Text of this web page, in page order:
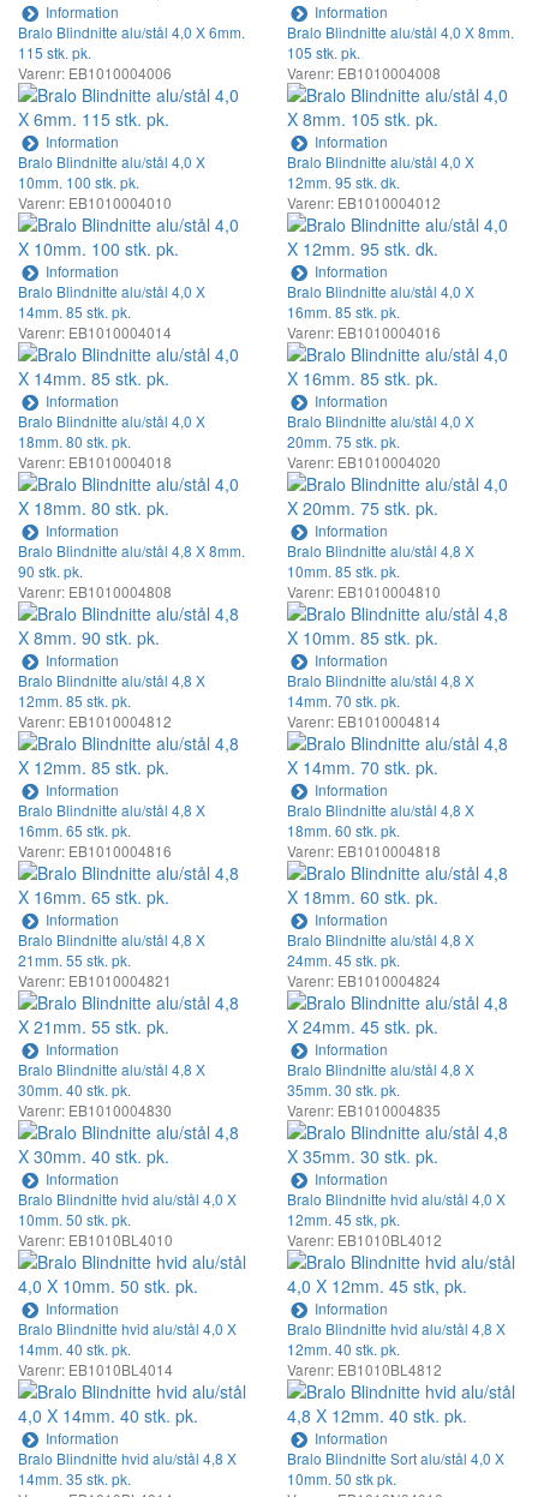
Information
Information
Bralo Blindnitte alu/stål 4,0 X 6mm.
115 stk. pk.
Varenr: EB1010004006
Information
Bralo Blindnitte alu/stål 4,0 X 8mm.
105 stk. pk.
Varenr: EB1010004008
Information
Bralo Blindnitte alu/stål 4,0 X
10mm. 100 stk. pk.
Varenr: EB1010004010
Information
Bralo Blindnitte alu/stål 4,0 X
12mm. 95 stk. dk.
Varenr: EB1010004012
Information
Bralo Blindnitte alu/stål 4,0 X
14mm. 85 stk. pk.
Varenr: EB1010004014
Information
Bralo Blindnitte alu/stål 4,0 X
16mm. 85 stk. pk.
Varenr: EB1010004016
Information
Bralo Blindnitte alu/stål 4,0 X
18mm. 80 stk. pk.
Varenr: EB1010004018
Information
Bralo Blindnitte alu/stål 4,0 X
20mm. 75 stk. pk.
Varenr: EB1010004020
Information
Bralo Blindnitte alu/stål 4,8 X 8mm.
90 stk. pk.
Varenr: EB1010004808
Information
Bralo Blindnitte alu/stål 4,8 X
10mm. 85 stk. pk.
Varenr: EB1010004810
Information
Bralo Blindnitte alu/stål 4,8 X
12mm. 85 stk. pk.
Varenr: EB1010004812
Information
Bralo Blindnitte alu/stål 4,8 X
14mm. 70 stk. pk.
Varenr: EB1010004814
Information
Bralo Blindnitte alu/stål 4,8 X
16mm. 65 stk. pk.
Varenr: EB1010004816
Information
Bralo Blindnitte alu/stål 4,8 X
18mm. 60 stk. pk.
Varenr: EB1010004818
Information
Bralo Blindnitte alu/stål 4,8 X
21mm. 55 stk. pk.
Varenr: EB1010004821
Information
Bralo Blindnitte alu/stål 4,8 X
24mm. 45 stk. pk.
Varenr: EB1010004824
Information
Bralo Blindnitte alu/stål 4,8 X
30mm. 40 stk. pk.
Varenr: EB1010004830
Information
Bralo Blindnitte alu/stål 4,8 X
35mm. 30 stk. pk.
Varenr: EB1010004835
Information
Bralo Blindnitte hvid alu/stål 4,0 X
10mm. 50 stk. pk.
Varenr: EB1010BL4010
Information
Bralo Blindnitte hvid alu/stål 4,0 X
12mm. 45 stk, pk.
Varenr: EB1010BL4012
Information
Bralo Blindnitte hvid alu/stål 4,0 X
14mm. 40 stk. pk.
Varenr: EB1010BL4014
Information
Bralo Blindnitte hvid alu/stål 4,8 X
12mm. 40 stk. pk.
Varenr: EB1010BL4812
Information
Bralo Blindnitte hvid alu/stål 4,8 X
14mm. 35 stk. pk.
Bralo Blindnitte Sort alu/stål 4,0 X
10mm. 50 stk pk.